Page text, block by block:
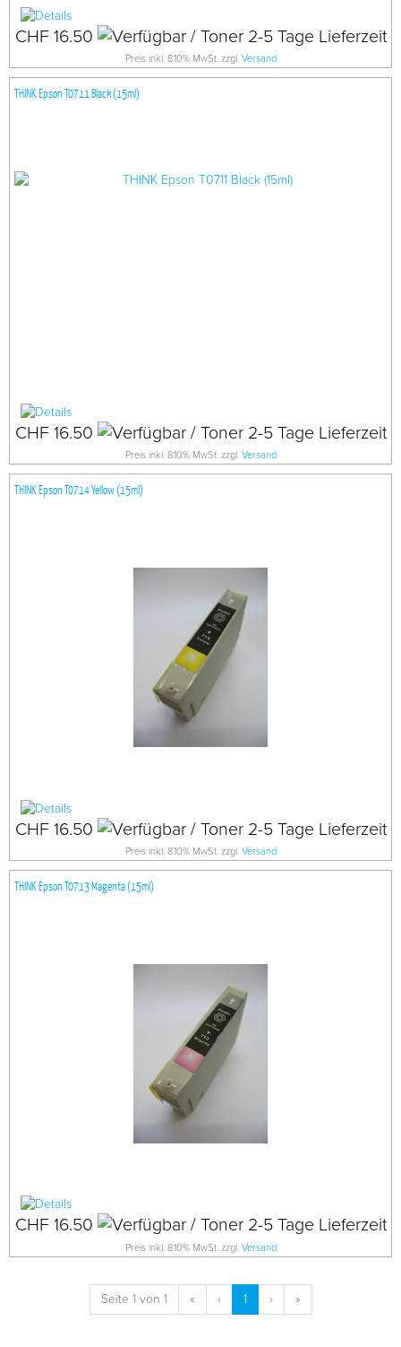
CHF 16.50
Preis inkl. 8.10% MwSt. zzgl. Versand
THINK Epson T0711 Black (15ml)
CHF 16.50
Preis inkl. 8.10% MwSt. zzgl. Versand
THINK Epson T0714 Yellow (15ml)
CHF 16.50
Preis inkl. 8.10% MwSt. zzgl. Versand
THINK Epson T0713 Magenta (15ml)
CHF 16.50
Preis inkl. 8.10% MwSt. zzgl. Versand
Seite 1 von 1 « ‹ 1 › »